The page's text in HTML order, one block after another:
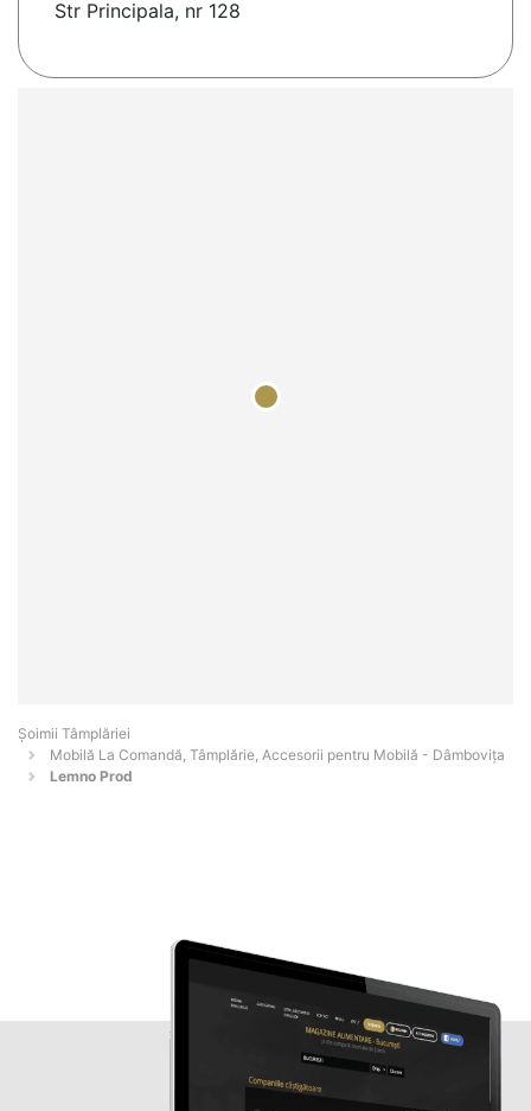
Str Principala, nr 128
Șoimii Tâmplăriei
Mobilă La Comandă, Tâmplărie, Accesorii pentru Mobilă - Dâmboviţa
Lemno Prod